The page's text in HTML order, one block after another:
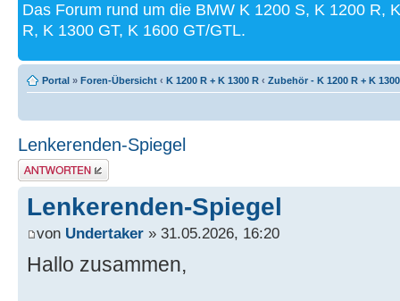
Das Forum rund um die BMW K 1200 S, K 1200 R,
R, K 1300 GT, K 1600 GT/GTL.
Portal » Foren-Übersicht ‹ K 1200 R + K 1300 R ‹ Zubehör - K 1200 R + K
Lenkerenden-Spiegel
Antwort schreiben
Lenkerenden-Spiegel
von Undertaker » 31.05.2026, 16:20
Hallo zusammen,